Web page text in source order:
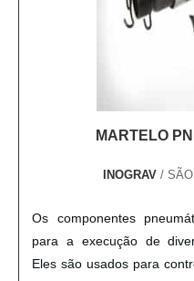
MARTELO
INOGRAV /
Os componentes
para a execução de
Eles são usados para